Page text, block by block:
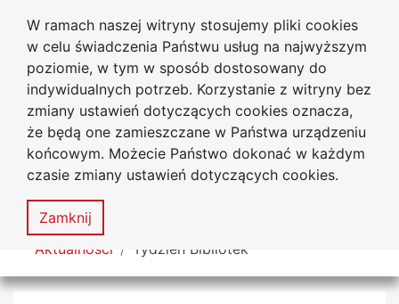
W ramach naszej witryny stosujemy pliki cookies
w celu świadczenia Państwu usług na najwyższym
poziomie, w tym w sposób dostosowany do
indywidualnych potrzeb. Korzystanie z witryny bez
zmiany ustawień dotyczących cookies oznacza,
że będą one zamieszczane w Państwa urządzeniu
końcowym. Możecie Państwo dokonać w każdym
czasie zmiany ustawień dotyczących cookies.
Zamknij
Przejdź do głównego menu
Przejdź do treści
Przejdź do wyszukiwarki
Przejdź do mapy serwisu
Biblioteka Uniwersytecka
Uniwersytetu Jana Długosza
w Częstochowie
Deklaracja
dostępności
Mapa
serwisu
MENU
Tutaj jesteś
Aktualności Tydzień Bibliotek